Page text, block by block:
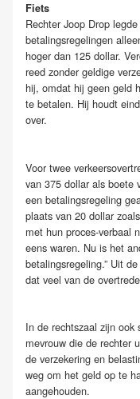
Fiets
Rechter Joop Drop
betalingsregelingen
hoger dan 125 dollar.
reed zonder geldige
hij, omdat hij geen geld
te betalen. Hij houdt
over.
Voor twee
van 375 dollar als boete
een betalingsregeling
plaats van 20 dollar
met hun proces-verbaal
eens waren. Nu is het
betalingsregeling.” Uit
dat veel van de
In de rechtszaal zijn
mevrouw die de rechter
de verzekering en
weg om het geld op te
aangehouden.